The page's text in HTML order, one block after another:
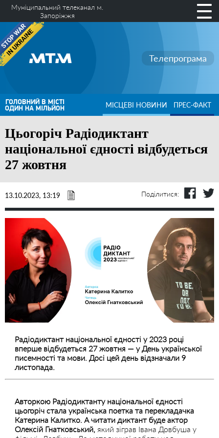
Муніципальний телеканал м.
Запоріжжя
Телепрограма
ГОЛОВНИЙ В МІСТІ
ОДИН НА МІЛЬЙОН МІСЦЕВІ НОВИНИ ПРЕС-ФАКТ
Цьогоріч Радіодиктант
національної єдності відбудеться
27 жовтня
13.10.2023, 13:19 Поділитися:
Радіодиктант національної єдності у 2023 році
вперше відбудеться 27 жовтня — у День української
писемності та мови. Досі цей день відзначали 9
листопада.
Авторкою Радіодиктанту національної єдності
цьогоріч стала українська поетка та перекладачка
Катерина Калитко. А читати диктант буде актор
Олексій Гнатковський, який зіграв Івана Довбуша у